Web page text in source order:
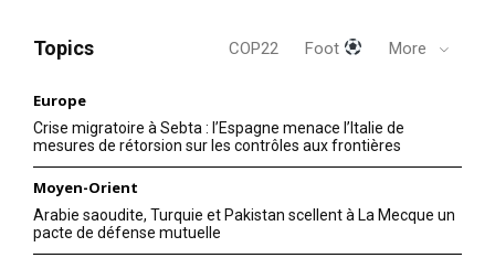
Topics COP22 Foot More
Europe
Crise migratoire à Sebta : l’Espagne menace l’Italie de
mesures de rétorsion sur les contrôles aux frontières
Moyen-Orient
Arabie saoudite, Turquie et Pakistan scellent à La Mecque un
pacte de défense mutuelle